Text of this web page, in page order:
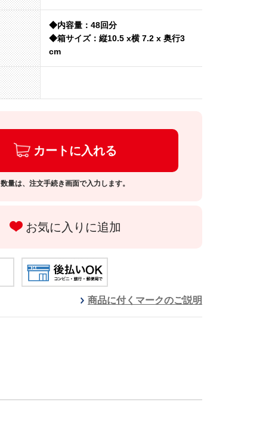
◆内容量：48回分
◆箱サイズ：縦10.5 x横 7.2 x 奥行3
cm
カートに入れる
数量は、注文手続き画面で入力します。
お気に入りに追加
商品に付くマークのご説明